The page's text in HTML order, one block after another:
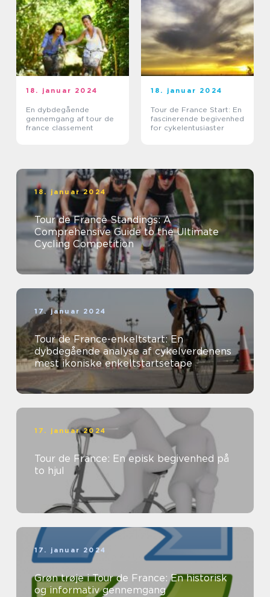
18. januar 2024
En dybdegående
gennemgang af tour de
france classement
18. januar 2024
Tour de France Start: En
fascinerende begivenhed
for cykelentusiaster
18. januar 2024
Tour de France Standings: A
Comprehensive Guide to the Ultimate
Cycling Competition
17. januar 2024
Tour de France-enkeltstart: En
dybdegående analyse af cykelverdenens
mest ikoniske enkeltstartsetape
17. januar 2024
Tour de France: En episk begivenhed på
to hjul
17. januar 2024
Grøn trøje i Tour de France: En historisk
og informativ gennemgang